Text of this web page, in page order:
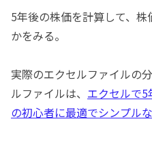
5年後の株価を計算して、
かをみる。
実際のエクセルファイルの
ルファイルは、 エクセルで
の初心者に最適でシンプル